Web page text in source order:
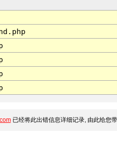
已经将此出错信息详细记录, 由此给您